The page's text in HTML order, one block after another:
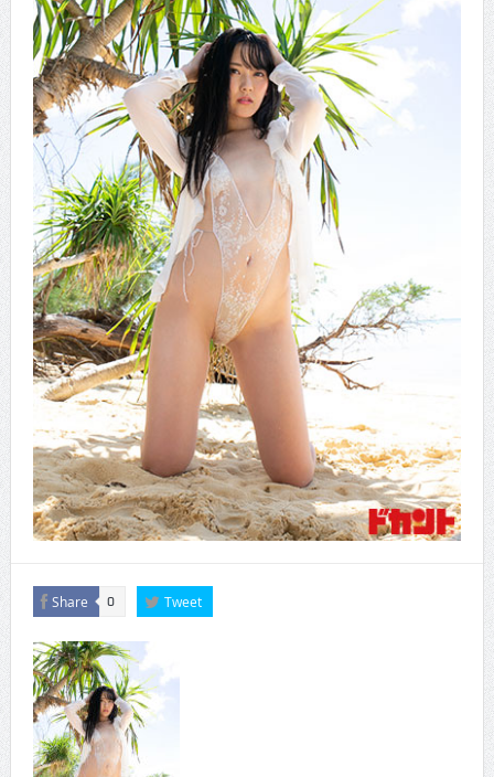
CINEMA×STYLE 285号
CINEMA×STYLE 294号
Share 0 Tweet